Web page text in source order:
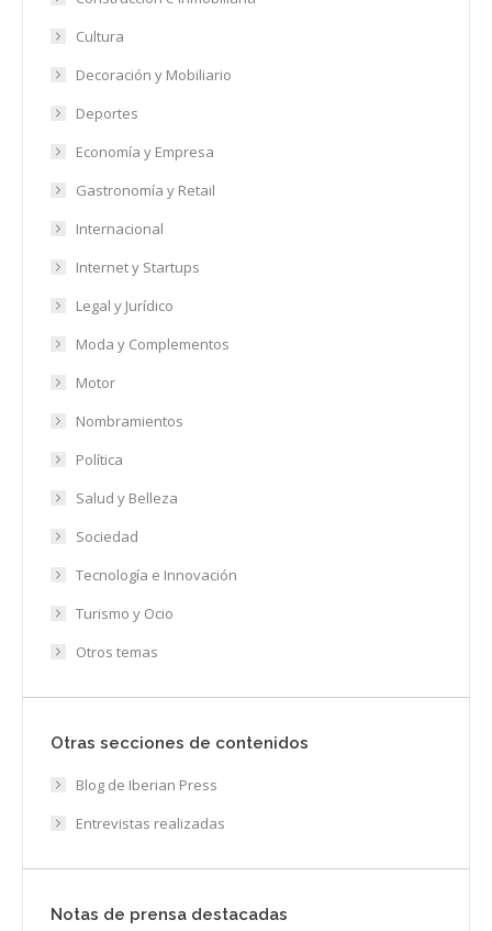
Cultura
Decoración y Mobiliario
Deportes
Economía y Empresa
Gastronomía y Retail
Internacional
Internet y Startups
Legal y Jurídico
Moda y Complementos
Motor
Nombramientos
Política
Salud y Belleza
Sociedad
Tecnología e Innovación
Turismo y Ocio
Otros temas
Otras secciones de contenidos
Blog de Iberian Press
Entrevistas realizadas
Notas de prensa destacadas